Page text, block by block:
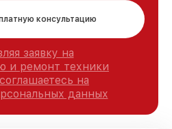
консультацию
заявку на
и ремонт техники
на
данных